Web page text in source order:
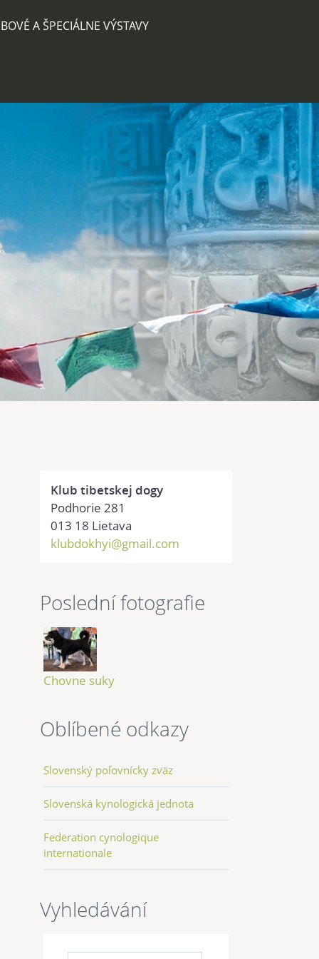
A ŠPECIÁLNE VÝSTAVY
Klub tibetskej dogy
Podhorie 281
013 18 Lietava
klubdokhyi@gmail.com
Poslední fotografie
Chovne suky
Oblíbené odkazy
Slovenský poľovnícky zväz
Slovenská kynologická jednota
Federation cynologique
internationale
Vyhledávání